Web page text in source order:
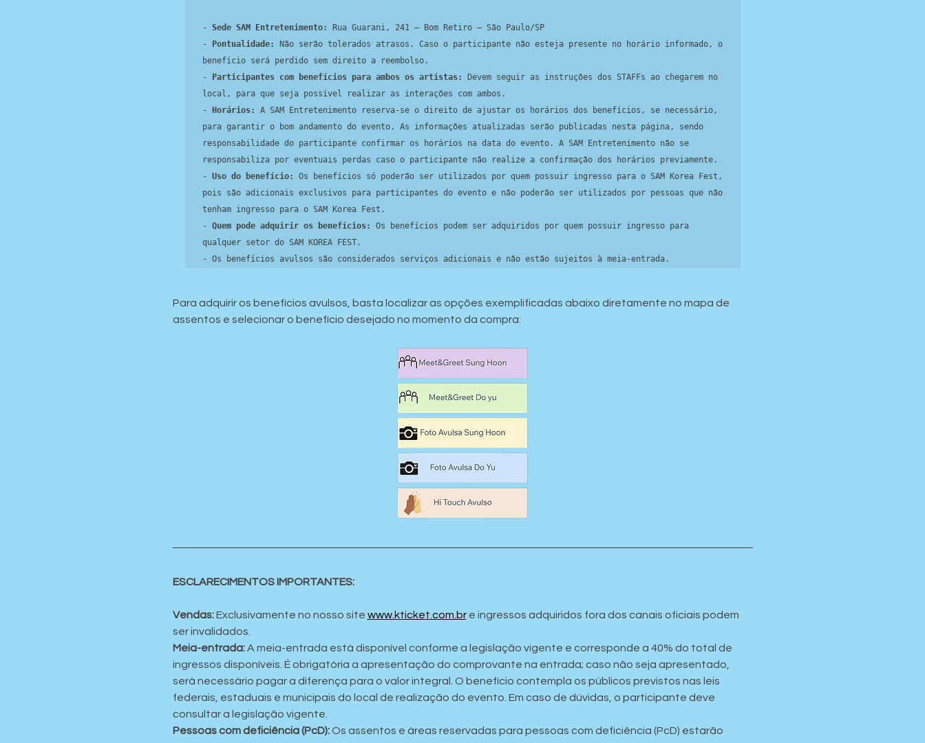
- Sede SAM Entretenimento:
Rua Guarani, 241 – Bom Retiro – São Paulo/SP
-
Pontualidade:
Não serão tolerados atrasos. Caso o participante não esteja presente no horário informado, o
benefício será perdido sem direito a reembolso.
-
Participantes com benefícios para ambos os artistas:
Devem seguir as instruções dos STAFFs ao chegarem no
local, para que seja possível realizar as interações com ambos.
- Horários:
A SAM Entretenimento reserva-se o direito de ajustar os horários dos benefícios, se necessário,
para garantir o bom andamento do evento. As informações atualizadas serão publicadas nesta página, sendo
responsabilidade do participante confirmar os horários na data do evento. A SAM Entretenimento não se
responsabiliza por eventuais perdas caso o participante não realize a confirmação dos horários previamente.
- Uso do benefício:
Os benefícios só poderão ser utilizados por quem possuir ingresso para o SAM Korea Fest,
pois são adicionais exclusivos para participantes do evento e não poderão ser utilizados por pessoas que não
tenham ingresso para o SAM Korea Fest.
- Quem pode adquirir os benefícios:
Os benefícios podem ser adquiridos por quem possuir ingresso para
qualquer setor do SAM KOREA FEST.
- Os benefícios avulsos são considerados serviços adicionais e não estão sujeitos à meia-entrada.
Para adquirir os benefícios avulsos, basta localizar as opções exemplificadas abaixo diretamente no mapa de
assentos e selecionar o benefício desejado no momento da compra:
ESCLARECIMENTOS IMPORTANTES:
Vendas: Exclusivamente no nosso site www.kticket.com.br e ingressos adquiridos fora dos canais oficiais podem
ser invalidados.
Meia-entrada: A meia-entrada está disponível conforme a legislação vigente e corresponde a 40% do total de
ingressos disponíveis. É obrigatória a apresentação do comprovante na entrada; caso não seja apresentado,
será necessário pagar a diferença para o valor integral. O benefício contempla os públicos previstos nas leis
federais, estaduais e municipais do local de realização do evento. Em caso de dúvidas, o participante deve
consultar a legislação vigente.
Pessoas com deficiência (PcD): Os assentos e áreas reservadas para pessoas com deficiência (PcD) estarão